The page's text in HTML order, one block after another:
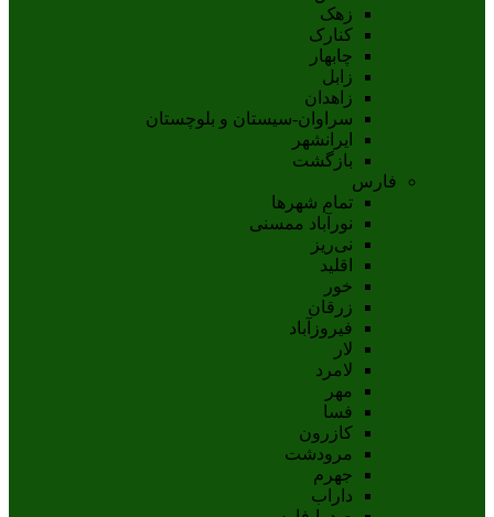
زهک
کنارک
چابهار
زابل
زاهدان
سراوان-سيستان و بلوچستان
ايرانشهر
بازگشت
فارس
تمام شهر‌ها
نورآباد ممسنی
نی‌ریز
اقلید
خور
زرقان
فیروزآباد
لار
لامرد
مهر
فسا
کازرون
مرودشت
جهرم
داراب